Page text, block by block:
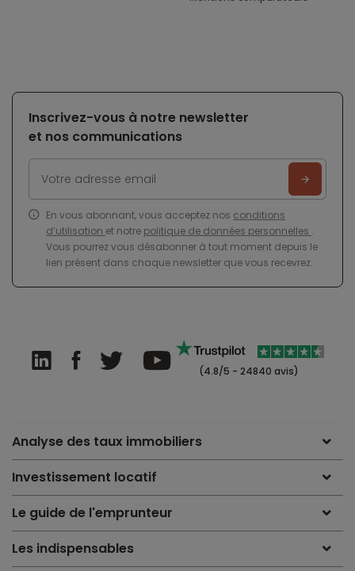
Inscrivez-vous à notre newsletter
et nos communications
En vous abonnant, vous acceptez nos conditions
d’utilisation et notre politique de données personnelles .
Vous pourrez vous désabonner à tout moment depuis le
lien présent dans chaque newsletter que vous recevrez.
(4.8/5 - 24840 avis)
Analyse des taux immobiliers
Investissement locatif
Le guide de l'emprunteur
Les indispensables